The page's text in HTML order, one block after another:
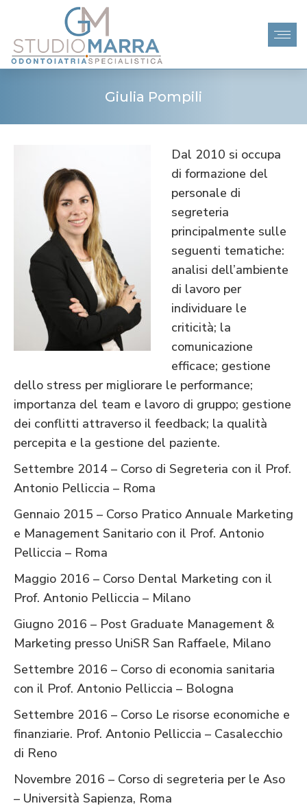
Giulia Pompili
Dal 2010 si occupa
di formazione del
personale di
segreteria
principalmente sulle
seguenti tematiche:
analisi dell’ambiente
di lavoro per
individuare le
criticità; la
comunicazione
efficace; gestione
dello stress per migliorare le performance;
importanza del team e lavoro di gruppo; gestione
dei conflitti attraverso il feedback; la qualità
percepita e la gestione del paziente.
Settembre 2014 – Corso di Segreteria con il Prof.
Antonio Pelliccia – Roma
Gennaio 2015 – Corso Pratico Annuale Marketing
e Management Sanitario con il Prof. Antonio
Pelliccia – Roma
Maggio 2016 – Corso Dental Marketing con il
Prof. Antonio Pelliccia – Milano
Giugno 2016 – Post Graduate Management &
Marketing presso UniSR San Raffaele, Milano
Settembre 2016 – Corso di economia sanitaria
con il Prof. Antonio Pelliccia – Bologna
Settembre 2016 – Corso Le risorse economiche e
finanziarie. Prof. Antonio Pelliccia – Casalecchio
di Reno
Novembre 2016 – Corso di segreteria per le Aso
– Università Sapienza, Roma